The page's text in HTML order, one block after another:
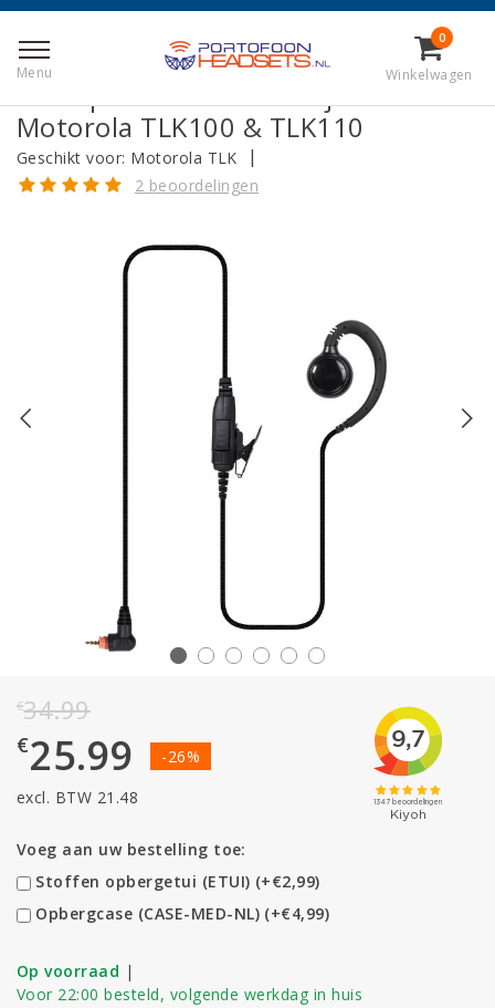
Menu
0
Winkelwagen
C-Shape Portofoon Oortje voor de Motorola
TLK100 & TLK110
C-Shape Portofoon Oortje voor de
Motorola TLK100 & TLK110
Geschikt voor: Motorola TLK |
2 beoordelingen
€34.99
€25.99
-26%
excl. BTW 21.48
Voeg aan uw bestelling toe:
Stoffen opbergetui (ETUI) (+€2,99)
Opbergcase (CASE-MED-NL) (+€4,99)
Op voorraad |
Voor 22:00 besteld, volgende werkdag in huis